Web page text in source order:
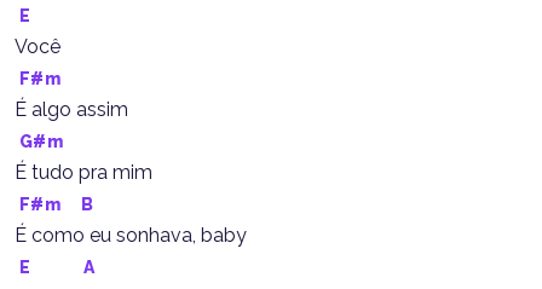
E
Você
F#m
É algo assim
G#m
É tudo pra mim
F#m B
É como eu sonhava, baby
E A